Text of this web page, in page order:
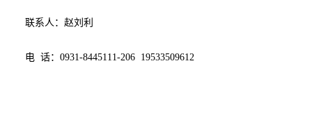
联系人：赵刘利
电 话： 0931-8445111-206 19533509612